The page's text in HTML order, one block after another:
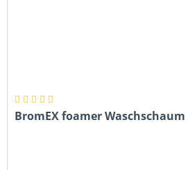
BromEX foamer Waschschaum